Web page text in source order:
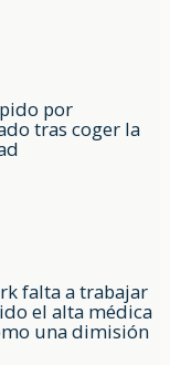
por
tras coger la
falta a trabajar
el alta médica
una dimisión